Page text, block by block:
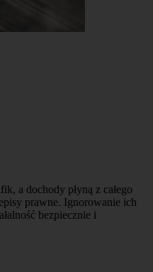
a dochody płyną z całego
prawne. Ignorowanie ich
bezpiecznie i